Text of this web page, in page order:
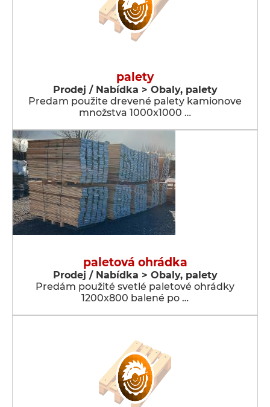
palety
Prodej / Nabídka > Obaly, palety
Predam použite drevené palety kamionove
množstva 1000x1000 …
paletová ohrádka
Prodej / Nabídka > Obaly, palety
Predám použité svetlé paletové ohrádky
1200x800 balené po …